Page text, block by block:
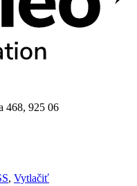
468, 925 06
, Vytlačiť